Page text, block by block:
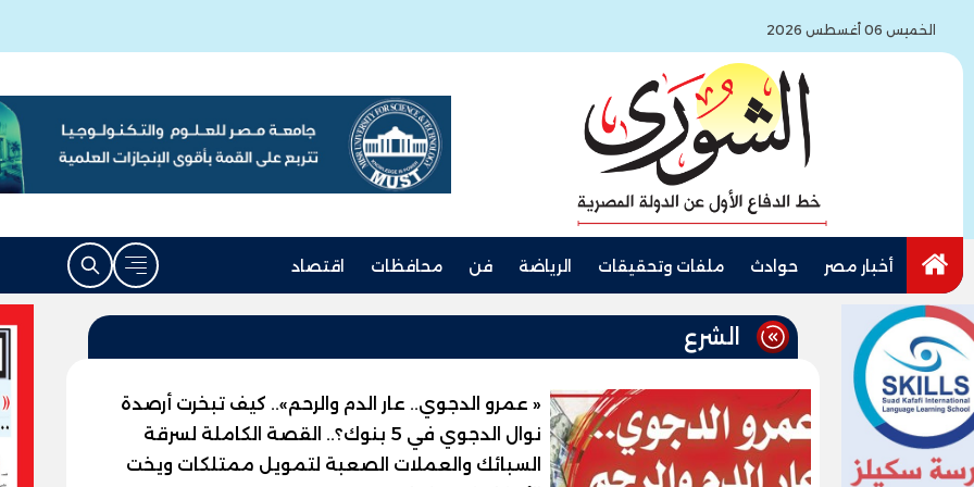
الخميس 06 أغسطس 2026
أخبار مصر حوادث ملفات وتحقيقات الرياضة فن محافظات اقتصاد
الشرع
« عمرو الدجوي.. عار الدم والرحم».. كيف تبخرت أرصدة
نوال الدجوي في 5 بنوك؟.. القصة الكاملة لسرقة
السبائك والعملات الصعبة لتمويل ممتلكات ويخت